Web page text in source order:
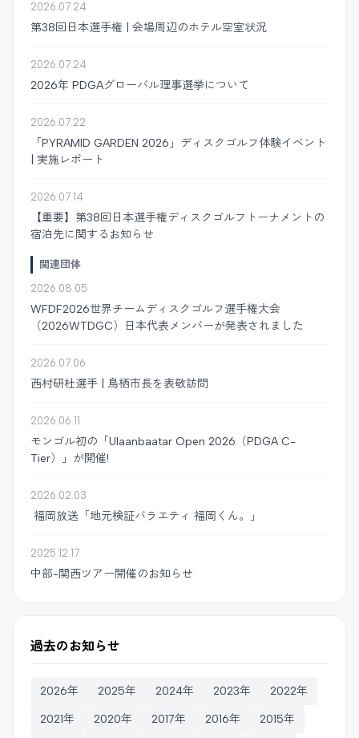
2026.07.24
第38回日本選手権 | 会場周辺のホテル空室状況
2026.07.24
2026年 PDGAグローバル理事選挙について
2026.07.22
「PYRAMID GARDEN 2026」ディスクゴルフ体験イベント
| 実施レポート
2026.07.14
【重要】第38回日本選手権ディスクゴルフトーナメントの
宿泊先に関するお知らせ
関連団体
2026.08.05
WFDF2026世界チームディスクゴルフ選手権大会
（2026WTDGC）日本代表メンバーが発表されました
2026.07.06
西村研杜選手 | 鳥栖市長を表敬訪問
2026.06.11
モンゴル初の「Ulaanbaatar Open 2026（PDGA C-
Tier）」が開催!
2026.02.03
福岡放送「地元検証バラエティ 福岡くん。」
2025.12.17
中部-関西ツアー開催のお知らせ
過去のお知らせ
2026年 2025年 2024年 2023年 2022年
2021年 2020年 2017年 2016年 2015年